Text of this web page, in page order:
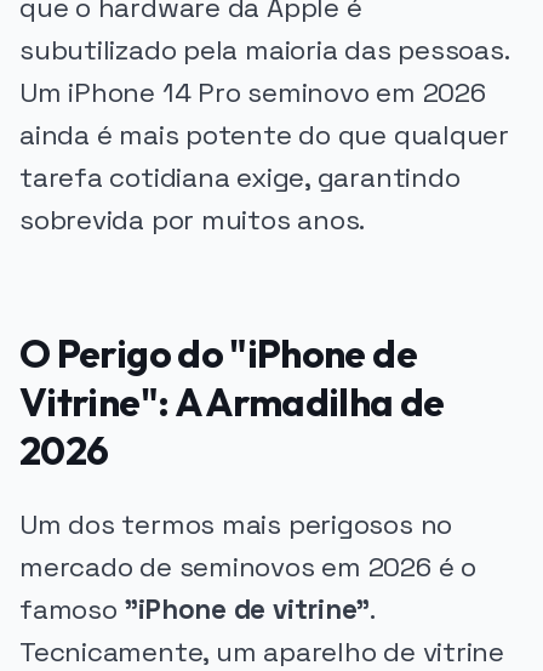
que o hardware da Apple é
subutilizado pela maioria das pessoas.
Um iPhone 14 Pro seminovo em 2026
ainda é mais potente do que qualquer
tarefa cotidiana exige, garantindo
sobrevida por muitos anos.
O Perigo do "iPhone de
Vitrine": A Armadilha de
2026
Um dos termos mais perigosos no
mercado de seminovos em 2026 é o
famoso "iPhone de vitrine".
Tecnicamente, um aparelho de vitrine